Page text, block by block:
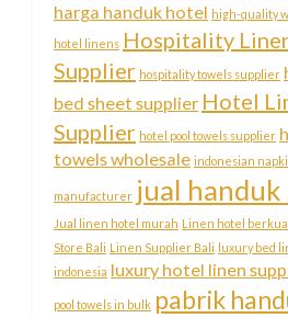
harga handuk hotel high-quality
hotel linens Hospitality
Supplier hospitality towels supplier
bed sheet supplier Hotel
Supplier hotel pool towels supplier
towels wholesale indonesian
manufacturer jual
Jual linen hotel murah Linen hotel
Store Bali Linen Supplier Bali
luxury bed
indonesia luxury hotel linen
pool towels in bulk pabrik